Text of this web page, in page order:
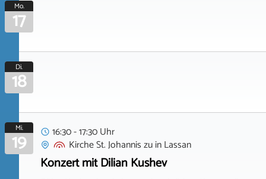
Mo.
17
Di.
18
Mi.
19
16:30 - 17:30 Uhr
Kirche St. Johannis zuinLassan
Konzert mit Dilian Kushev